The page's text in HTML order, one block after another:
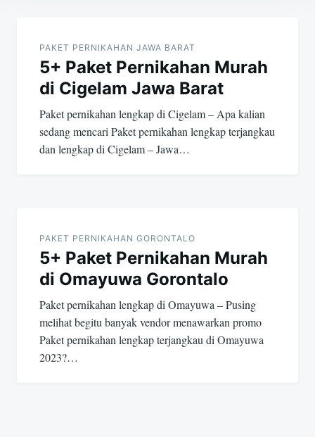
navigation
PAKET PERNIKAHAN JAWA BARAT
5+ Paket Pernikahan Murah
di Cigelam Jawa Barat
Paket pernikahan lengkap di Cigelam – Apa kalian
sedang mencari Paket pernikahan lengkap terjangkau
dan lengkap di Cigelam – Jawa…
PAKET PERNIKAHAN GORONTALO
5+ Paket Pernikahan Murah
di Omayuwa Gorontalo
Paket pernikahan lengkap di Omayuwa – Pusing
melihat begitu banyak vendor menawarkan promo
Paket pernikahan lengkap terjangkau di Omayuwa
2023?…